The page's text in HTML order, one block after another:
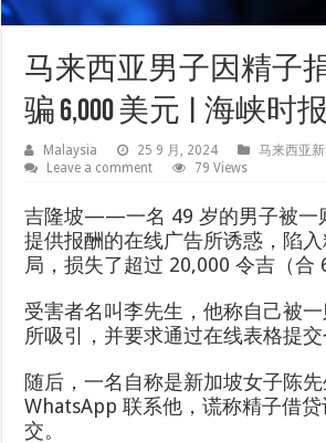
马来西亚男子因精子
骗 6,000 美元 | 海峡时报
Malaysia 25 9 月, 2024
马来西亚
Leave a comment
79 Views
吉隆坡——一名 49 岁的男子被一
提供报酬的在线广告所诱惑，陷入
局，损失了超过 20,000 令吉（合
受害者名叫李先生，他称自己被
所吸引，并要求通过在线表格提交
随后，一名自称是新加坡女子陈
WhatsApp 联系他，谎称精子借
交。